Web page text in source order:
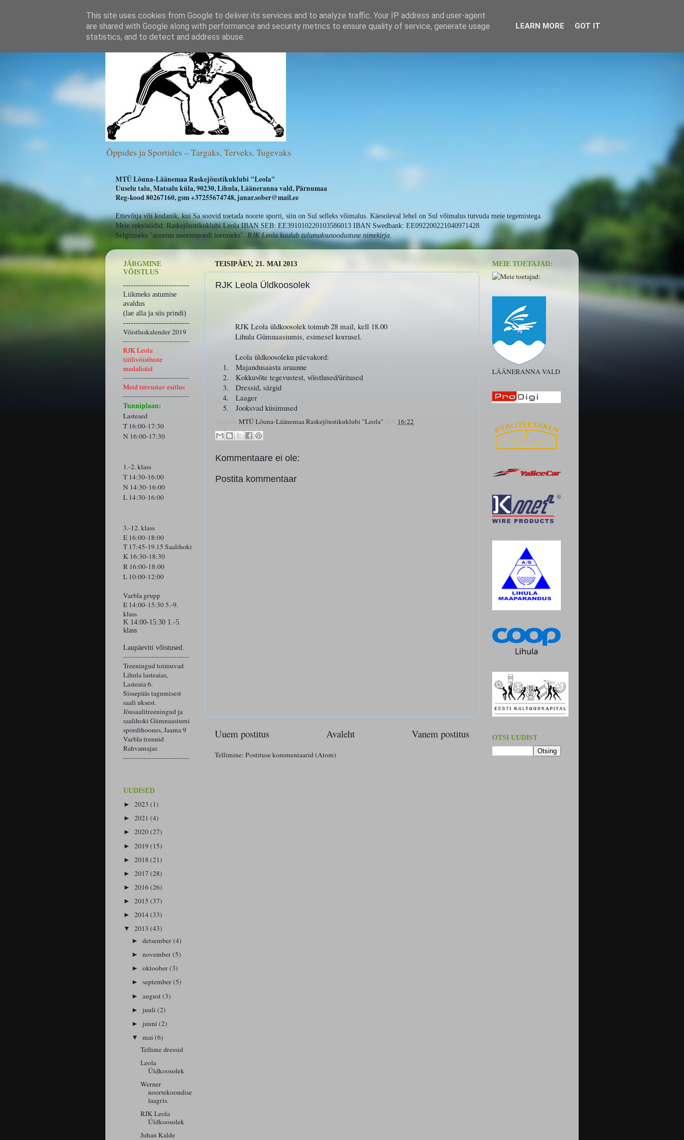
Õppides ja Sportides – Targaks, Terveks, Tugevaks
MTÜ Lõuna-Läänemaa Raskejõustikuklubi "Leola"
Uuselu talu, Matsalu küla, 90230, Lihula, Lääneranna vald, Pärnumaa
Reg-kood 80267160, gsm +37255674748, janar.sober@mail.ee
Ettevõtja või kodanik, kui Sa soovid toetada noorte sporti, siin on Sul selleks võimalus. Käesoleval lehel on Sul võimalus tutvuda meie tegemistega.
Meie rekvisiidid: Raskejõustikuklubi Leola IBAN SEB: EE391010220103586013 IBAN Swedbank: EE092200221040971428
Selgituseks "annetus noortespordi toetuseks".RJK Leolakuulub tulumaksusoodustuse nimekirja
TEISIPÄEV, 21. MAI 2013
RJK Leola Üldkoosolek
RJK Leola üldkoosolek toimub 28 mail, kell 18.00
Lihula Gümnaasiumis, esimesel korrusel.
Leola üldkoosoleku päevakord:
1.
Majandusaasta aruanne
2.
Kokkuvõte tegevustest, võistlused/üritused
3.
Dressid, särgid
4.
Laager
5.
Jooksvad küsimused
MTÜ Lõuna-Läänemaa Raskejõustikuklubi "Leola" 16:22
Kommentaare ei ole:
Postita kommentaar
Uuem postitus Vanem postitus
Avaleht
Tellimine: Postituse kommentaarid (Atom)
JÄRGMINE
VÕISTLUS
--------------------------
Liikmeks astumise
avaldus
(lae alla ja siis prindi)
--------------------------
Võistluskalender 2019
--------------------------
RJK Leola
tiitlivõistluste
medalistid
--------------------------
Meid tutvustav esitlus
--------------------------
Tunniplaan:
Lasteaed
T 16:00-17:30
N 16:00-17:30
1.-2. klass
T 14:30-16:00
N 14:30-16:00
L 14:30-16:00
3.-12. klass
E 16:00-18:00
T 17:45-19.15 Saalihoki
K 16:30-18:30
R 16:00-18:00
L 10:00-12:00
Varbla grupp
E 14:00-15:30 5.-9.
klass
K 14:00-15:30 1.-5.
klass
Laupäeviti võistused.
--------------------------
Treeningud toimuvad
Lihula lasteaias,
Lasteaia 6.
Sissepääs tagumisest
saali uksest.
Jõusaalitreeningud ja
saalihoki Gümnaasiumi
spordihoones, Jaama 9
Varbla trennid
Rahvamajas
--------------------------
UUDISED
► 2023 (1)
► 2021 (4)
► 2020(27)
► 2019 (15)
► 2018 (21)
► 2017 (28)
► 2016(26)
► 2015 (37)
► 2014(33)
▼ 2013 (43)
►detsember(4)
►november(5)
►oktoober(3)
►september(5)
►august(3)
►juuli(2)
►juuni(2)
▼mai(6)
Tellime dressid
Leola
Üldkoosolek
Werner
noortekoondise
laagris.
RJK Leola
Üldkoosolek
Juhan Kalde
MEIE TOETAJAD:
LÄÄNERANNA VALD
OTSI UUDIST
This site uses cookies from Google to deliver its services and to analyze traffic. Your IP address and user-agent
are shared with Google along with performance and security metrics to ensure quality of service, generate usage
statistics, and to detect and address abuse.
LEARN MORE GOT IT